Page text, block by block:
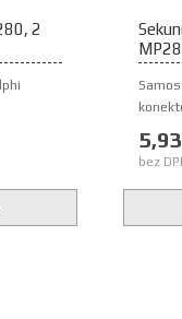
2
bez